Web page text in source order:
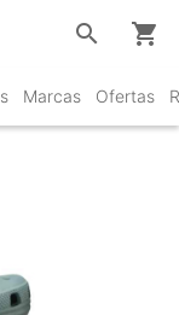
Marcas Ofertas
search shopping_cart